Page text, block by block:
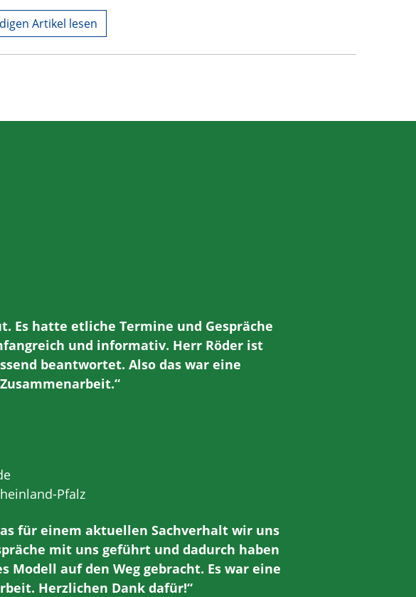
Artikel lesen
Es hatte etliche Termine und Gespräche
und informativ. Herr Röder ist
beantwortet. Also das war eine
Pfalz
für einem aktuellen Sachverhalt wir uns
mit uns geführt und dadurch haben
auf den Weg gebracht. Es war eine
Herzlichen Dank dafür!“